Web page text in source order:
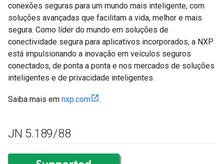
conexões seguras para um mundo mais inteligente, com
soluções avançadas que facilitam a vida, melhor e mais
segura. Como líder do mundo em soluções de
conectividade segura para aplicativos incorporados, a NXP
está impulsionando a inovação em veículos seguros
conectados, de ponta a ponta e nos mercados de soluções
inteligentes e de privacidade inteligentes.
Saiba mais em nxp.com .
JN 5.189/88